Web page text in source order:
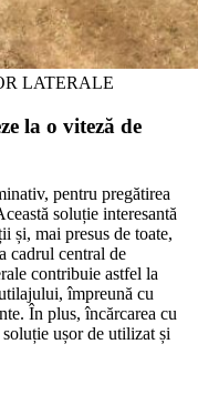
LATERALE
la o viteză de
pentru pregătirea
soluție interesantă
și, mai presus de toate,
cadrul central de
contribuie astfel la
împreună cu
În plus, încărcarea cu
ușor de utilizat și